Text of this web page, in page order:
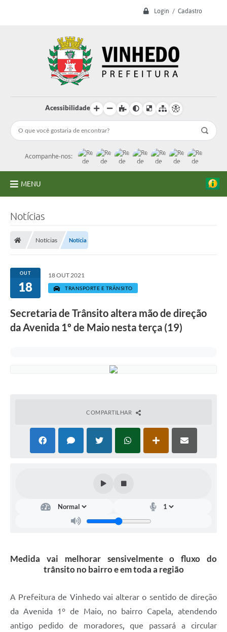
Login / Cadastro
Acessibilidade
Acompanhe-nos:
MENU
Licitações
Transparência
Concursos e Processos Seletivos
Normas e Legislação
Sistema de Protocolo
Listagem dos CEPs de Vinhedo
Acesso à Informação
Contratos
Notícias
Notícias Notícia
OUT
18
18 OUT 2021
TRANSPORTE E TRÂNSITO
Secretaria de Trânsito altera mão de direção
da Avenida 1º de Maio nesta terça (19)
COMPARTILHAR
Medida vai melhorar sensivelmente o fluxo do
trânsito no bairro e em toda a região
A Prefeitura de Vinhedo vai alterar o sentido de direção
da Avenida 1º de Maio, no bairro Capela, atendendo
antigo pedido de moradores, que passará a circular